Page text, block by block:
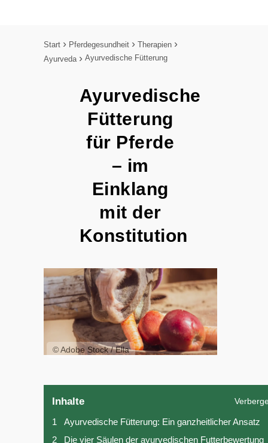
Start Pferdegesundheit
Therapien
Ayurveda
Ayurvedische Fütterung
Ayurvedische
Fütterung
für Pferde
– im
Einklang
mit der
Konstitution
© Adobe Stock / Ella
Inhalte
1
Ayurvedische Fütterung: Ein ganzheitlicher Ansatz
2
Die vier Säulen der ayurvedischen Futterbewertung